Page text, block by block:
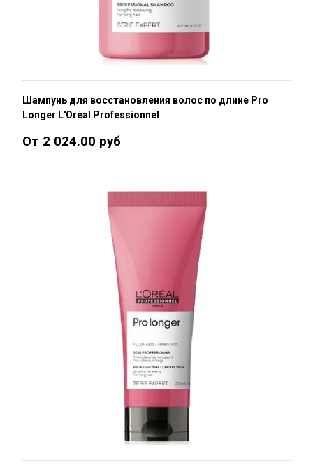
Шампунь для восстановления волос по длине Pro
Longer L'Oréal Professionnel
От 2 024.00 руб